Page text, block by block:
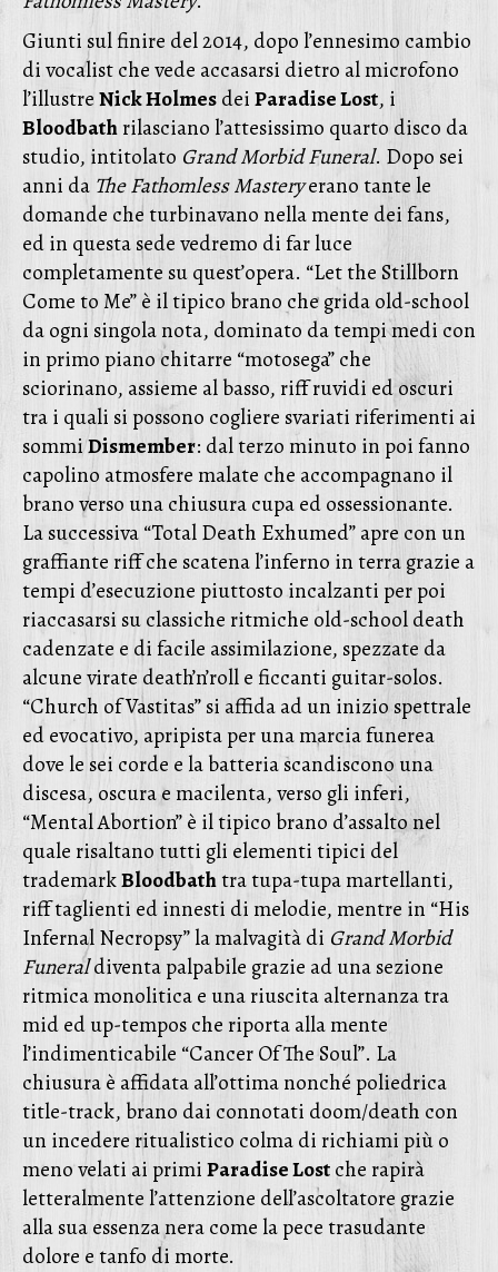
Giunti sul finire del 2014, dopo l’ennesimo cambio
di vocalist che vede accasarsi dietro al microfono
l’illustreNick HolmesdeiParadise Lost, i
Bloodbathrilasciano l’attesissimo quarto disco da
studio, intitolato Grand Morbid Funeral. Dopo sei
anni da The Fathomless Masteryerano tante le
domande che turbinavano nella mente dei fans,
ed in questa sede vedremo di far luce
completamente su quest’opera. “Let the Stillborn
Come to Me” è il tipico brano che grida old-school
da ogni singola nota, dominato da tempi medi con
in primo piano chitarre “motosega” che
sciorinano, assieme al basso, riff ruvidi ed oscuri
tra i quali si possono cogliere svariati riferimenti ai
sommiDismember: dal terzo minuto in poi fanno
capolino atmosfere malate che accompagnano il
brano verso una chiusura cupa ed ossessionante.
La successiva “Total Death Exhumed” apre con un
graffiante riff che scatena l’inferno in terra grazie a
tempi d’esecuzione piuttosto incalzanti per poi
riaccasarsi su classiche ritmiche old-school death
cadenzate e di facile assimilazione, spezzate da
alcune virate death’n’roll e ficcanti guitar-solos.
“Church of Vastitas” si affida ad un inizio spettrale
ed evocativo, apripista per una marcia funerea
dove le sei corde e la batteria scandiscono una
discesa, oscura e macilenta, verso gli inferi,
“Mental Abortion” è il tipico brano d’assalto nel
quale risaltano tutti gli elementi tipici del
trademarkBloodbathtra tupa-tupa martellanti,
riff taglienti ed innesti di melodie, mentre in “His
Infernal Necropsy” la malvagità di Grand Morbid
Funeraldiventa palpabile grazie ad una sezione
ritmica monolitica e una riuscita alternanza tra
mid ed up-tempos che riporta alla mente
l’indimenticabile “Cancer Of The Soul”. La
chiusura è affidata all’ottima nonché poliedrica
title-track, brano dai connotati doom/death con
un incedere ritualistico colma di richiami più o
meno velati ai primiParadise Lostche rapirà
letteralmente l’attenzione dell’ascoltatore grazie
alla sua essenza nera come la pece trasudante
dolore e tanfo di morte.